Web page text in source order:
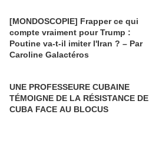
[MONDOSCOPIE] Frapper ce qui
compte vraiment pour Trump :
Poutine va-t-il imiter l'Iran ? – Par
Caroline Galactéros
UNE PROFESSEURE CUBAINE
TÉMOIGNE DE LA RÉSISTANCE DE
CUBA FACE AU BLOCUS